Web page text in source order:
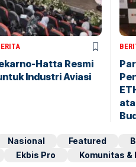
Hatta Resmi
Industri Aviasi
Nasional Featured
Ekbis Pro Komunitas